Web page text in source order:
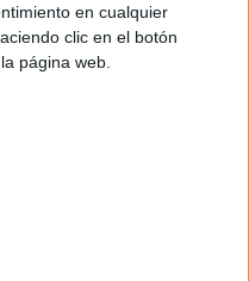
en cualquier
clic en el botón
página web.